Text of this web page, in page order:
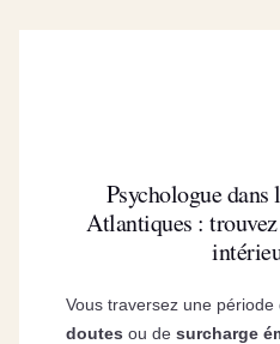
Psychologue dans
Atlantiques :
Vous traversez une période
doutes ou de surcharge